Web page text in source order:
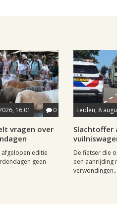
16:01 0
vragen over
afgelopen editie
geen
Leiden, 8
Slachtoffer
De fietser die
een aanrijding
verwondingen...